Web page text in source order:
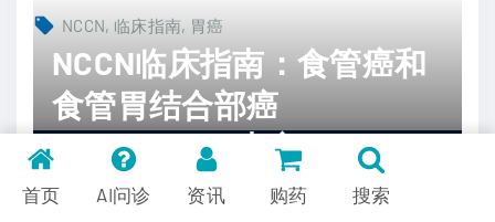
N
C
C
N
临
指
NCCN 临床指南 胃癌
NCCN临床指南：食管癌和
食管胃结合部癌
（2022.V3）中文
2023-07-02 诊疗指南
首页 AI问诊 资讯 购药 搜索